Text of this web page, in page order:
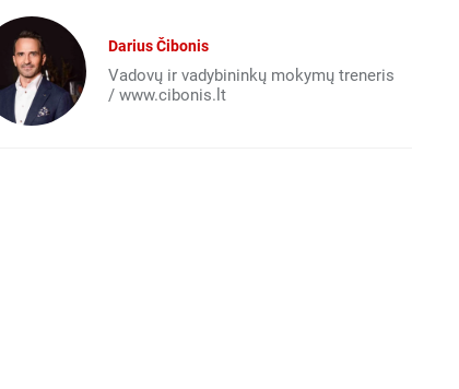
Darius Čibonis
Vadovų ir vadybininkų mokymų treneris
/ www.cibonis.lt